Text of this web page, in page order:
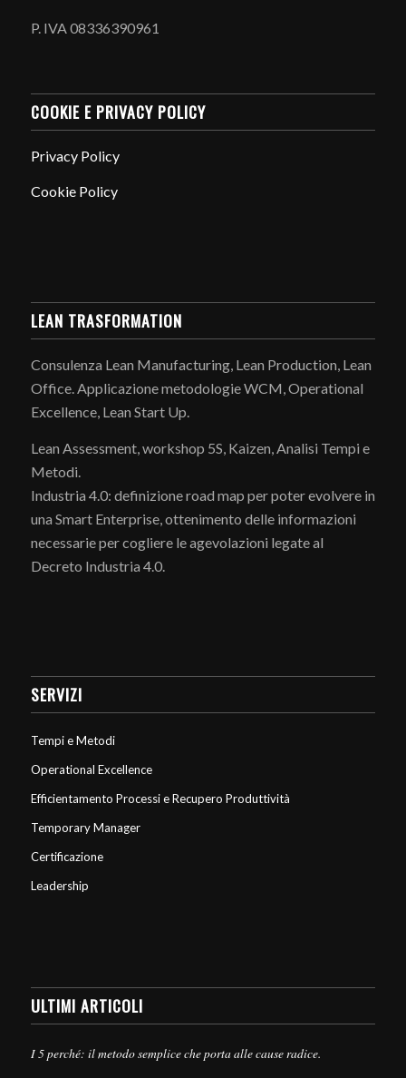
P. IVA 08336390961
COOKIE E PRIVACY POLICY
Privacy Policy
Cookie Policy
LEAN TRASFORMATION
Consulenza Lean Manufacturing, Lean Production, Lean
Office. Applicazione metodologie WCM, Operational
Excellence, Lean Start Up.
Lean Assessment, workshop 5S, Kaizen, Analisi Tempi e
Metodi.
Industria 4.0: definizione road map per poter evolvere in
una Smart Enterprise, ottenimento delle informazioni
necessarie per cogliere le agevolazioni legate al
Decreto Industria 4.0.
SERVIZI
Tempi e Metodi
Operational Excellence
Efficientamento Processi e Recupero Produttività
Temporary Manager
Certificazione
Leadership
ULTIMI ARTICOLI
I 5 perché: il metodo semplice che porta alle cause radice.